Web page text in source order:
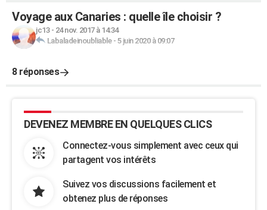
Voyage aux Canaries : quelle île choisir ?
jc13- 24 nov. 2017 à 14:34
Labaladeinoubliable- 5 juin 2020 à 09:07
8 réponses
DEVENEZ MEMBRE EN QUELQUES CLICS
Connectez-vous simplement avec ceux qui
partagent vos intérêts
Suivez vos discussions facilement et
obtenez plus de réponses